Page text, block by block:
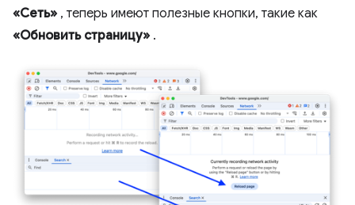
«Сеть» , теперь имеют полезные кнопки, такие как
«Обновить страницу» .